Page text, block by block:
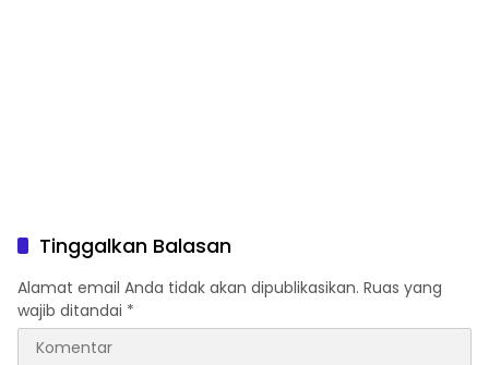
Tinggalkan Balasan
Alamat email Anda tidak akan dipublikasikan. Ruas yang
wajib ditandai *